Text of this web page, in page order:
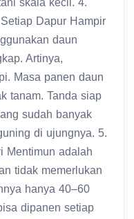
Dapur Hampir
daun
Artinya,
Masa panen daun
tanam. Tanda siap
sudah banyak
di ujungnya. 5.
Mentimun adalah
tidak memerlukan
hanya 40–60
dipanen setiap